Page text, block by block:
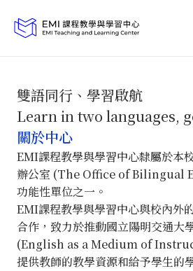
雙語同行、學習啟航
Learn in two languages,
關於中心
EMI課程教學與學習中心隸屬於本
辦公室 (The Office of Bilingual
功能性單位之一。
EMI課程教學與學習中心與校內外
合作，致力於推動國立陽明交通大
(English as a Medium of
提供教師的教學資源和給予學生的